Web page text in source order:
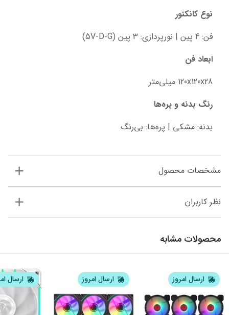
نوع کانکتور
فن: 4 پین | نورپردازی: 3 پین (5V-D-G)
ابعاد فن
120x120x28 میلی‌متر
رنگ بدنه و پره‌ها
بدنه: مشکی | پره‌ها: بی‌رنگ
مشخصات محصول
نظر کاربران
محصولات مشابه
ارسال امروز ارسال امروز ارسال